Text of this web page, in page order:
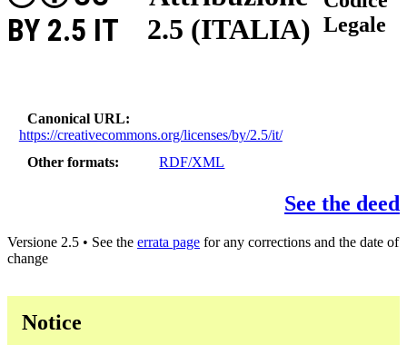
2.5 (ITALIA)
BY 2.5 IT
Legale
Canonical URL
https://creativecommons.org/licenses/by/2.5/it/
Other formats
RDF/XML
See the deed
Versione 2.5 • See the errata page for any corrections and the date of
change
Notice